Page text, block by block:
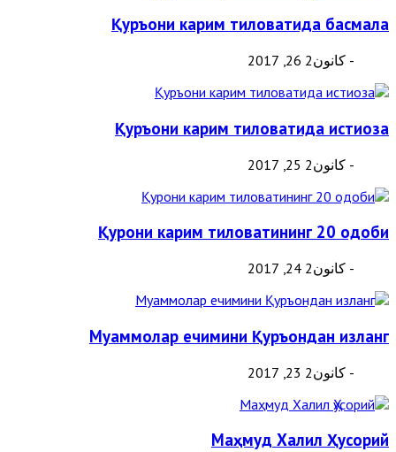
Қуръони карим тиловатида басмала
- كانون2 26, 2017
Қуръони карим тиловатида истиоза
- كانون2 25, 2017
Қурони карим тиловатининг 20 одоби
- كانون2 24, 2017
Муаммолар ечимини Қуръондан изланг
- كانون2 23, 2017
Маҳмуд Халил Ҳусорий